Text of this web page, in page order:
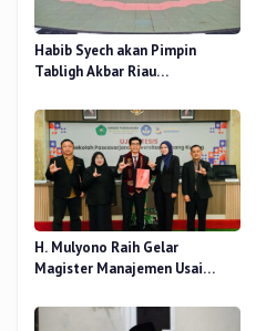
Habib Syech akan Pimpin
Tabligh Akbar Riau
Nur, Besok
H. Mulyono Raih Gelar
Magister Manajemen Usai
Terhadap Beban Kerja